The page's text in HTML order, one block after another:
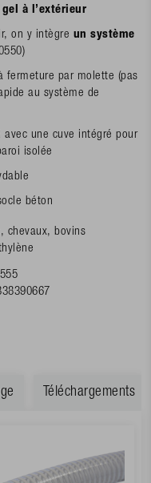
à l’extérieur
on y intègre un système
fermeture par molette (pas
au système de
avec une cuve intégré pour
isolée
béton
chevaux, bovins
Téléchargements